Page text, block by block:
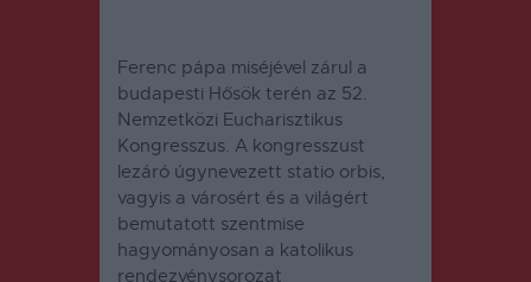
Ferenc pápa miséjével zárul a
budapesti Hősök terén az 52.
Nemzetközi Eucharisztikus
Kongresszus. A kongresszust
lezáró úgynevezett statio orbis,
vagyis a városért és a világért
bemutatott szentmise
hagyományosan a katolikus
rendezvénysorozat